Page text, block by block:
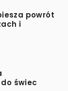
powrót
i
świec